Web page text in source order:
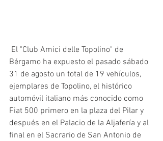
Bérgamo ha expuesto el pasado sábado
31 de agosto un total de 19 vehículos,
ejemplares de Topolino, el histórico
automóvil italiano más conocido como
Fiat 500 primero en la plaza del Pilar y
después en el Palacio de la Aljafería y al
final en el Sacrario de San Antonio de